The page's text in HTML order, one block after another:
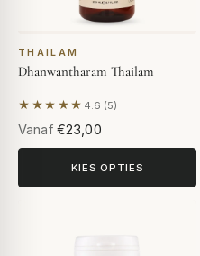
THAILAM
Dhanwantharam Thailam
★★★★★ 4.6 (5)
Gebaseerd op 5
Vanaf €23,00
KIES OPTIES